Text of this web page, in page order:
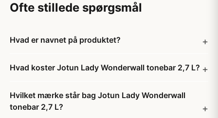
Ofte stillede spørgsmål
Hvad er navnet på produktet?
Hvad koster Jotun Lady Wonderwall tonebar 2,7 L?
Hvilket mærke står bag Jotun Lady Wonderwall
tonebar 2,7 L?